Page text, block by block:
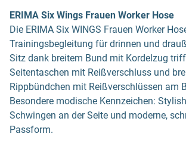
ERIMA Six Wings Frauen Worker Hose
Die ERIMA Six WINGS Frauen Worker
Trainingsbegleitung für drinnen und
Sitz dank breitem Bund mit Kordelzug
Seitentaschen mit Reißverschluss und
Rippbündchen mit Reißverschlüssen am
Besondere modische Kennzeichen:
Schwingen an der Seite und moderne,
Passform.